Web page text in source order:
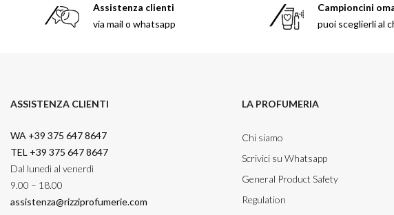
Assistenza clienti
via mail o whatsapp
Campioncini
puoi sceglierli al
ASSISTENZA CLIENTI
WA +39 375 647 8647
TEL +39 375 647 8647
Dal lunedì al venerdì
9.00 – 18.00
assistenza@rizziprofumerie.com
LA PROFUMERIA
Chi siamo
Scrivici su Whatsapp
General Product Safety
Regulation